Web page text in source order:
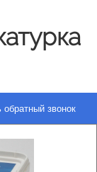
обратный звонок